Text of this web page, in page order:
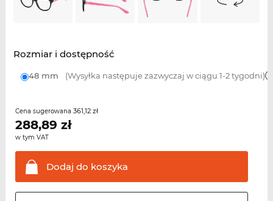
Rozmiar i dostępność
48 mm (Wysyłka następuje zazwyczaj w ciągu 1-2 tygodni)
Cena sugerowana 361,12 zł
288,89 zł
w tym VAT
Dodaj do koszyka